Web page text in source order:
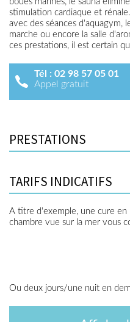
stimulation cardiaque et
avec des séances d'aquagym,
marche ou encore la salle
ces prestations, il est certain
Tél : 02 98 57 05 01
Appel gratuit
PRESTATIONS
TARIFS INDICATIFS
A titre d'exemple, une cure en
chambre vue sur la mer vous
Ou deux jours/une nuit en